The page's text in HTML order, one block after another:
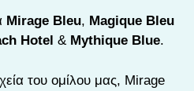
Mirage Bleu, Magique Bleu
Hotel & Mythique Blue.
του ομίλου μας, Mirage